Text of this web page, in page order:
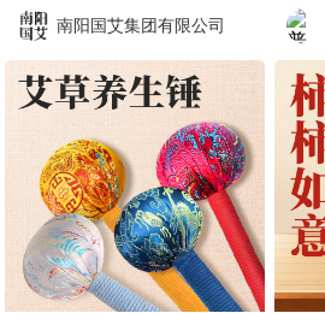
南阳国艾集团有限公司